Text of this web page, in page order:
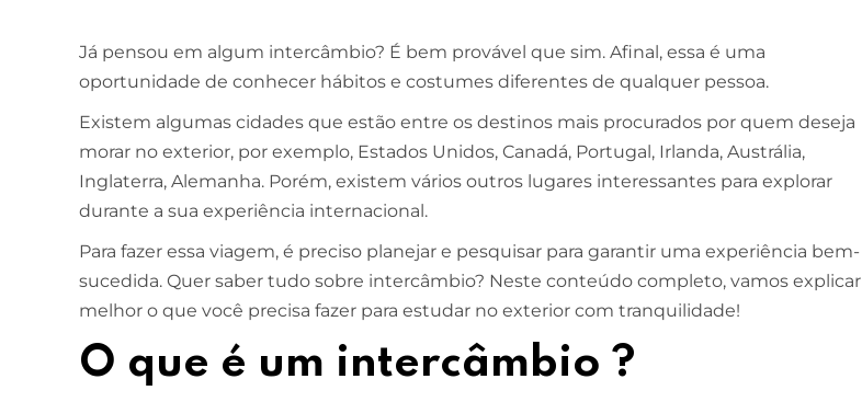
Já pensou em algum intercâmbio? É bem provável que sim. Afinal, essa é uma
oportunidade de conhecer hábitos e costumes diferentes de qualquer pessoa.
Existem algumas cidades que estão entre os destinos mais procurados por quem deseja
morar no exterior, por exemplo, Estados Unidos, Canadá, Portugal, Irlanda, Austrália,
Inglaterra, Alemanha. Porém, existem vários outros lugares interessantes para explorar
durante a sua experiência internacional.
Para fazer essa viagem, é preciso planejar e pesquisar para garantir uma experiência bem-
sucedida. Quer saber tudo sobre intercâmbio? Neste conteúdo completo, vamos explicar
melhor o que você precisa fazer para estudar no exterior com tranquilidade!
O que é um intercâmbio ?